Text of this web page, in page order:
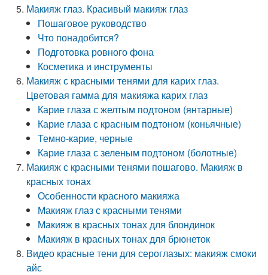
Макияж глаз. Красивый макияж глаз
Пошаговое руководство
Что понадобится?
Подготовка ровного фона
Косметика и инструменты
Макияж с красными тенями для карих глаз.
Цветовая гамма для макияжа карих глаз
Карие глаза с желтым подтоном (янтарные)
Карие глаза с красным подтоном (коньячные)
Темно-карие, черные
Карие глаза с зеленым подтоном (болотные)
Макияж с красными тенями пошагово. Макияж в
красных тонах
Особенности красного макияжа
Макияж глаз с красными тенями
Макияж в красных тонах для блондинок
Макияж в красных тонах для брюнеток
Видео красные тени для сероглазых: макияж смоки
айс